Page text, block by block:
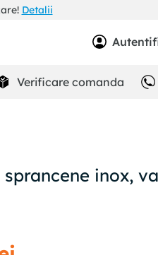
Detalii
Verificare comanda
sprancene inox,